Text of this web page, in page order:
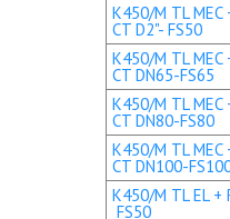
K450/M TL MEC
CT D2"- FS50
K450/M TL MEC
CT DN65-FS65
K450/M TL MEC
CT DN80-FS80
K450/M TL MEC
CT DN100-
K450/M TL EL +
FS50